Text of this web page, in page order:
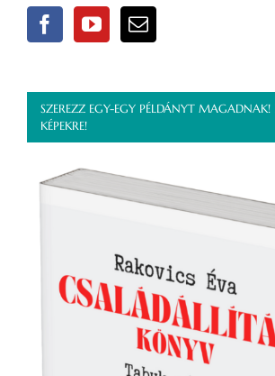
SZEREZZ EGY-EGY PÉLDÁNYT
KÉPEKRE!